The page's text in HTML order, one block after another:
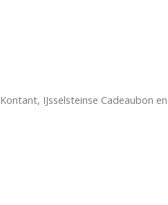
IJsselsteinse Cadeaubon en